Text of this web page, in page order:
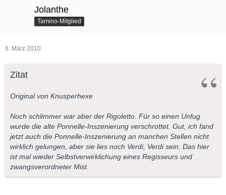
Jolanthe
Tamino-Mitglied
6. März 2010
Zitat
Original von Knusperhexe
Noch schlimmer war aber der Rigoletto. Für so einen Unfug
wurde die alte Ponnelle-Inszenierung verschrottet. Gut, ich fand
jetzt auch die Ponnelle-Inszenierung an manchen Stellen nicht
wirklich gelungen, aber sie lies noch Verdi, Verdi sein. Das hier
ist mal wieder Selbstverwirklichung eines Regisseurs und
zwangsverordneter Mist.